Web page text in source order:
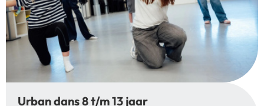
Urban dans 8 t/m 13 jaar